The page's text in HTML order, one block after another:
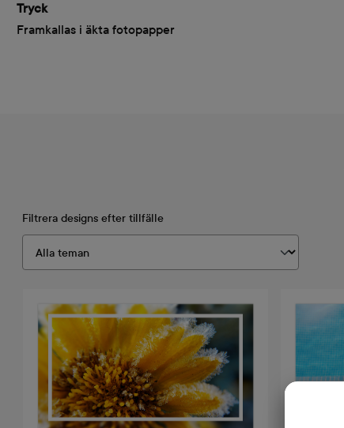
Tryck
Framkallas i äkta fotopapper
Filtrera designs efter tillfälle